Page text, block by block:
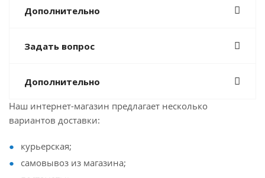
Дополнительно
Задать вопрос
Дополнительно
Наш интернет-магазин предлагает несколько
вариантов доставки:
курьерская;
самовывоз из магазина;